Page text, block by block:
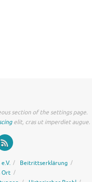
section of the settings page.
elit, cras ut imperdiet augue.
Beitrittserklärung
Ort